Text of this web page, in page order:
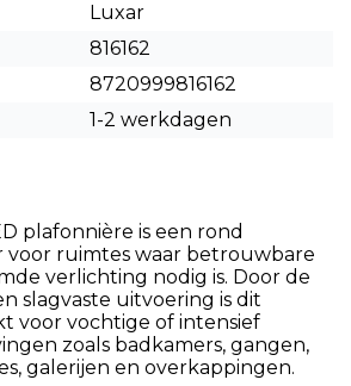
Luxar
816162
8720999816162
1-2 werkdagen
plafonnière is een rond
ruimtes waar betrouwbare
verlichting nodig is. Door de
slagvaste uitvoering is dit
voor vochtige of intensief
zoals badkamers, gangen,
galerijen en overkappingen.